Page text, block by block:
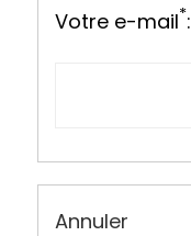
Votre e-mail*:
Annuler